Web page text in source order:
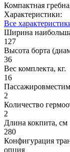
Компактная
Характеристики:
Все
Ширина
127
Высота борта
36
Вес комплекта, кг.
16
2
Количество
2
Длина кокпита, см
280
Конфигурация
опция